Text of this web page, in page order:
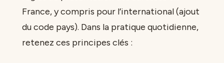
France, y compris pour l’international (ajout
du code pays). Dans la pratique quotidienne,
retenez ces principes clés :